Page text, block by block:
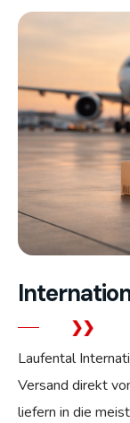
Laufental
Versand direkt
liefern in die